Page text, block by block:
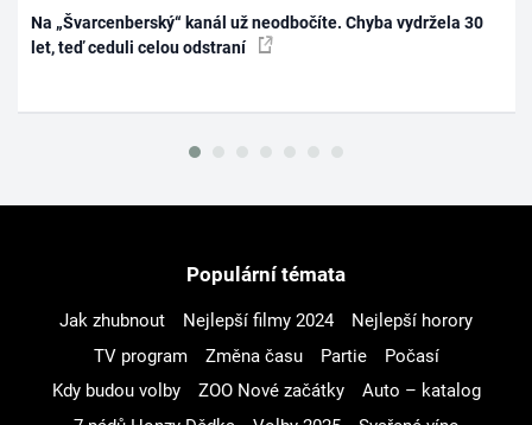
Na „Švarcenberský“ kanál už neodbočíte. Chyba vydržela 30
let, teď ceduli celou odstraní
Populární témata
Jak zhubnout Nejlepší filmy 2024
Nejlepší horory
TV program
Změna času Partie
Počasí
Kdy budou volby
ZOO Nové začátky
Auto – katalog